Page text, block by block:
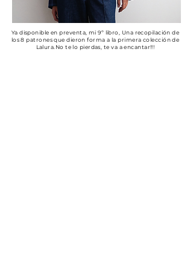
Ya disponible en preventa, mi 9º libro, Una recopilación de
los 8 patrones que dieron forma a la primera colección de
Lalura.No te lo pierdas, te va a encantar!!!